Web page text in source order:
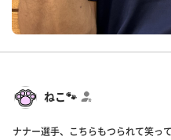
ねこ🐾
ナナー選手、こちらもつられて笑っ